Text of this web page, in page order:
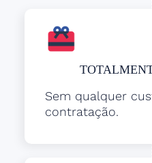
Sem qualquer
contratação.